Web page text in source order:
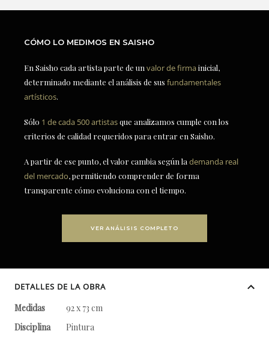
CÓMO LO MEDIMOS EN SAISHO
En Saisho cada artista parte de un valor de firmainicial,
determinado mediante el análisis de sus fundamentales
artísticos.
Sólo 1 de cada 500 artistasque analizamos cumple con los
criterios de calidad requeridos para entrar en Saisho.
A partir de ese punto, el valor cambia según la demanda real
del mercado, permitiendo comprender de forma
transparente cómo evoluciona con el tiempo.
VER ANÁLISIS COMPLETO
DETALLES DE LA OBRA
Medidas
92 x 73 cm
Disciplina
Pintura